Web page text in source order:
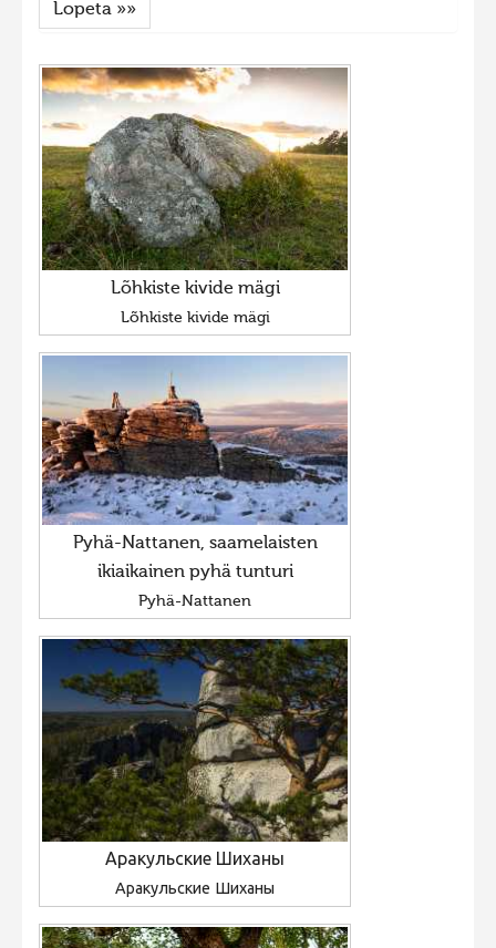
Hiite kuvavõistlus 2012
Hiite kuvavõistlus 2010
Hiite kuvavõistlus 2009
Hiite kuvavõistlus 2008
Lopeta »»
Lõhkiste kivide mägi
Lõhkiste kivide mägi
Pyhä-Nattanen, saamelaisten
ikiaikainen pyhä tunturi
Pyhä-Nattanen
Аракульские Шиханы
Аракульские Шиханы